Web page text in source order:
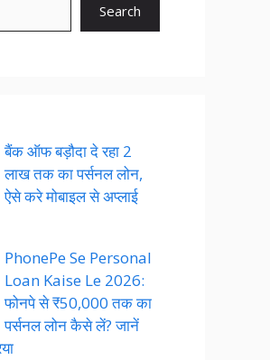
Search
बैंक ऑफ बड़ौदा दे रहा 2
लाख तक का पर्सनल लोन,
ऐसे करे मोबाइल से अप्लाई
PhonePe Se Personal
Loan Kaise Le 2026:
फोनपे से ₹50,000 तक का
पर्सनल लोन कैसे लें? जानें